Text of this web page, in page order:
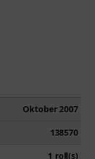
Oktober 2007
138570
1 roll(s)